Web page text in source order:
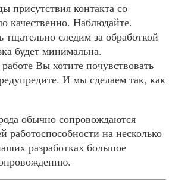
присутствия контакта со
качественно. Наблюдайте.
следим за обработкой
будет минимальна.
Вы хотите почувствовать
И мы сделаем так, как
обычно сопровождаются
работоспособности на несколько
разработках большое